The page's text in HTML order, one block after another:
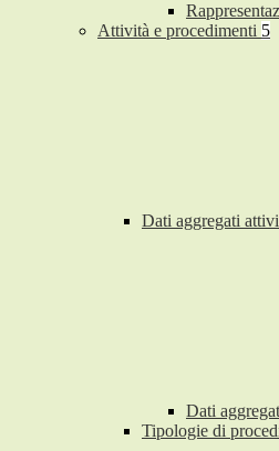
Attività e procedimenti 5
Dati aggregati
Dati
Tipologie di